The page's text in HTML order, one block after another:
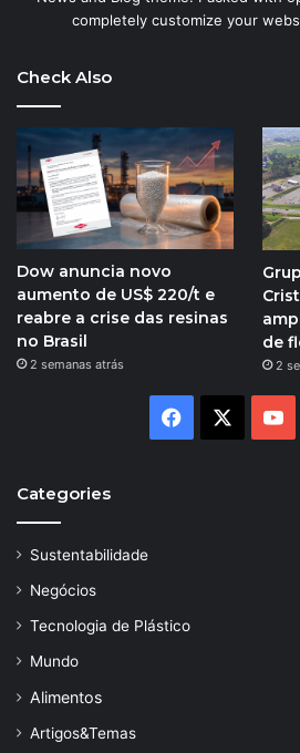
completely customize your
Check Also
Dow anuncia novo
aumento de US$ 220/t e
reabre a crise das resinas
no Brasil
2 semanas atrás
de
2
Facebook
Categories
Sustentabilidade
Negócios
Tecnologia de Plástico
Mundo
Alimentos
Artigos&Temas